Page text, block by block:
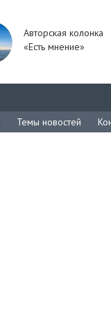
Авторская колонка
«Есть мнение»
Темы новостей